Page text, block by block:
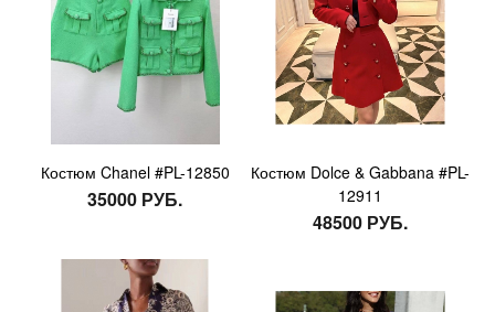
Костюм Chanel #PL-12850
35000 РУБ.
Костюм Dolce & Gabbana #PL-
12911
48500 РУБ.